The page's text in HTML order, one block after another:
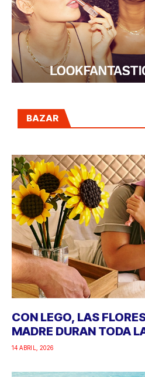
BAZAR
CON LEGO, LAS
MADRE DURAN TODA
14 ABRIL, 2026